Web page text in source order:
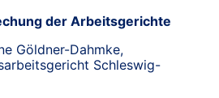
der Arbeitsgerichte
Göldner-Dahmke,
Schleswig-